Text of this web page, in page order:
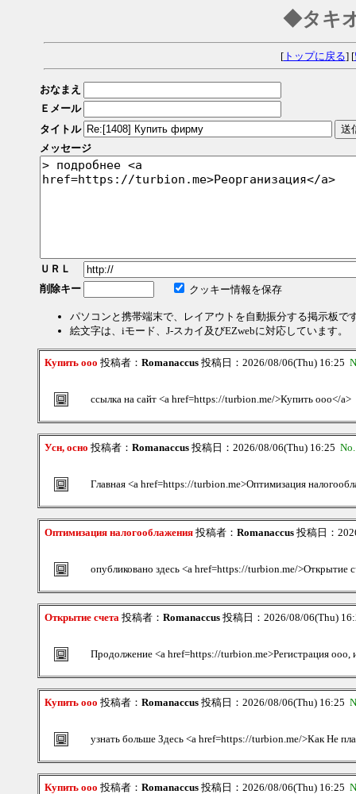
◆タキ
[トップに戻る] [
おなまえ
Ｅメール
タイトル
メッセージ
ＵＲＬ
削除キー
クッキー情報を保存
パソコンと携帯端末で、レイアウトを自動振分する掲示板で
絵文字は、iモード、J-スカイ及びEZwebに対応しています。
Купить ооо 投稿者： Romanaccus 投稿日：2026/08/06(Thu) 16:25
ссылка на сайт <a href=https://turbion.me/>Купить ооо</a>
Усн, осно 投稿者： Romanaccus 投稿日：2026/08/06(Thu) 16:25
Главная <a href=https://turbion.me>Оптимизация
Оптимизация налогооблажения 投稿者： Romanaccus 投稿日：
опубликовано здесь <a href=https://turbion.me/>Открытие
Открытие счета 投稿者： Romanaccus 投稿日：2026/08/06(Thu)
Продолжение <a href=https://turbion.me>Регистрация ооо,
Купить ооо 投稿者： Romanaccus 投稿日：2026/08/06(Thu) 16:25
узнать больше Здесь <a href=https://turbion.me/>Как Не
Купить ооо 投稿者： Romanaccus 投稿日：2026/08/06(Thu) 16:25